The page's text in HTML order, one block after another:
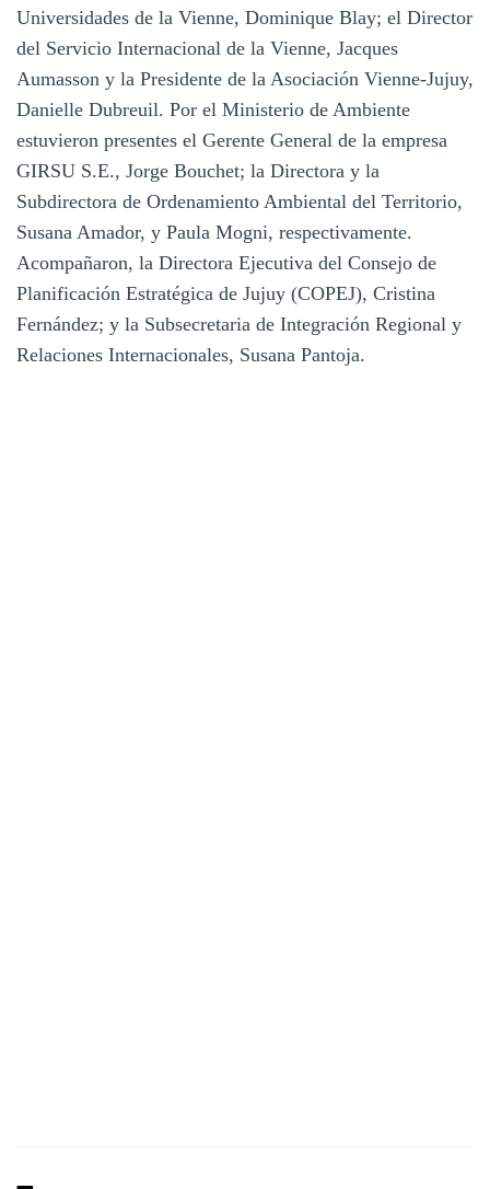
Universidades de la Vienne, Dominique Blay; el Director
del Servicio Internacional de la Vienne, Jacques
Aumasson y la Presidente de la Asociación Vienne-Jujuy,
Danielle Dubreuil. Por el Ministerio de Ambiente
estuvieron presentes el Gerente General de la empresa
GIRSU S.E., Jorge Bouchet; la Directora y la
Subdirectora de Ordenamiento Ambiental del Territorio,
Susana Amador, y Paula Mogni, respectivamente.
Acompañaron, la Directora Ejecutiva del Consejo de
Planificación Estratégica de Jujuy (COPEJ), Cristina
Fernández; y la Subsecretaria de Integración Regional y
Relaciones Internacionales, Susana Pantoja.